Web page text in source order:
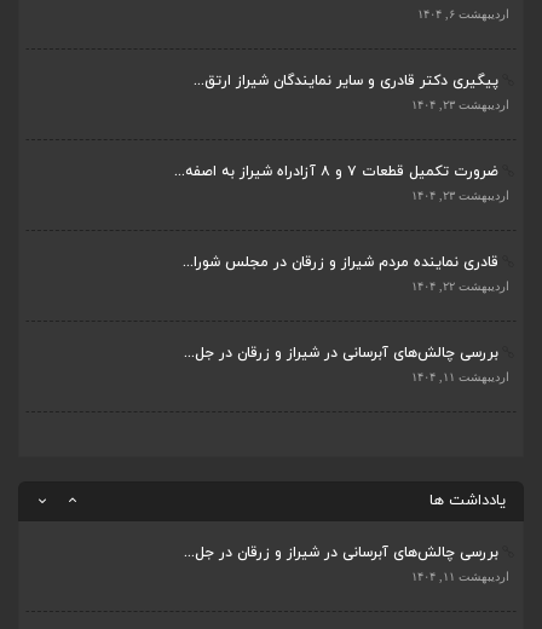
اردیبهشت ۶, ۱۴۰۴
پیگیری دکتر قادری و سایر نمایندگان شیراز ارتق...
اردیبهشت ۲۳, ۱۴۰۴
ضرورت تکمیل قطعات ۷ و ۸ آزادراه شیراز به اصفه...
اردیبهشت ۲۳, ۱۴۰۴
قادری نماینده مردم شیراز و زرقان در مجلس شورا...
اردیبهشت ۲۲, ۱۴۰۴
بررسی چالش‌های آبرسانی در شیراز و زرقان در جل...
اردیبهشت ۱۱, ۱۴۰۴
یادداشت ها
قادری نماینده مردم شیراز و زرقان در مجلس شورا...
بررسی چالش‌های آبرسانی در شیراز و زرقان در جل...
جلسه اعضای شورای بخش مرکزی شیراز با دفتر دکتر...
پیگیری دکتر قادری و سایر نمایندگان شیراز ارتق...
ضرورت تکمیل قطعات ۷ و ۸ آزادراه شیراز به اصفه...
بررسی چالش‌های آبرسانی در شیراز و زرقان در جل...
اردیبهشت ۱۱, ۱۴۰۴